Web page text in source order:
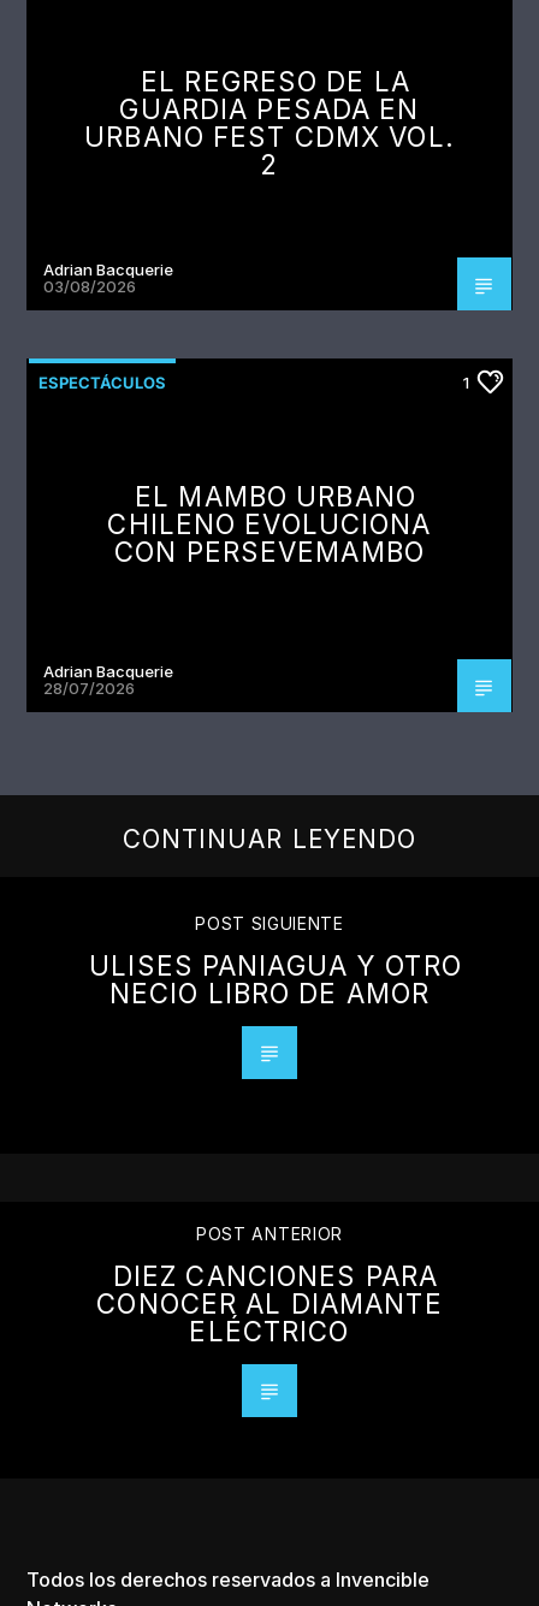
EL REGRESO DE LA
GUARDIA PESADA EN
URBANO FEST CDMX VOL.
2
Adrian Bacquerie
03/08/2026
ESPECTÁCULOS 1
EL MAMBO URBANO
CHILENO EVOLUCIONA
CON PERSEVEMAMBO
Adrian Bacquerie
28/07/2026
CONTINUAR LEYENDO
POST SIGUIENTE
ULISES PANIAGUA Y OTRO
NECIO LIBRO DE AMOR
POST ANTERIOR
DIEZ CANCIONES PARA
CONOCER AL DIAMANTE
ELÉCTRICO
Todos los derechos reservados a Invencible